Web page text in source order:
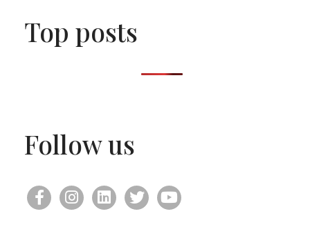
Top posts
Follow us